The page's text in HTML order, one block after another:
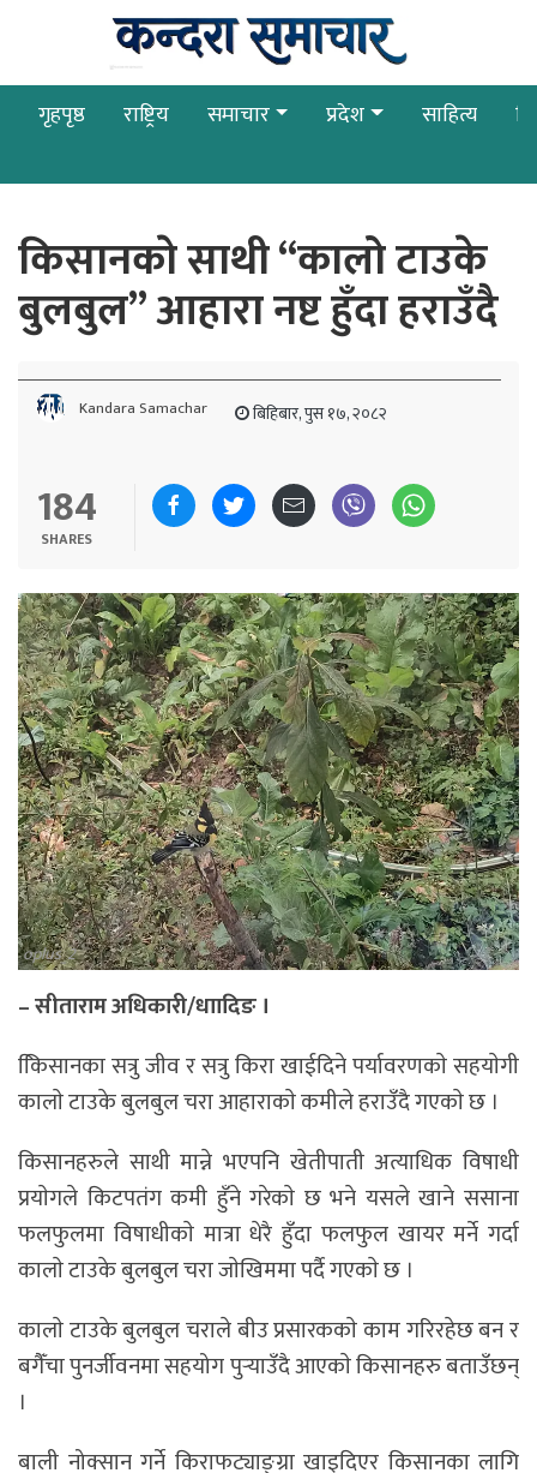
गृहपृष्ठ राष्ट्रिय समाचार प्रदेश साहित्य
किसानकाे साथी “कालो टाउके
बुलबुल” आहारा नष्ट हुँदा हराउँदै
Kandara Samachar बिहिबार, पुस १७, २०८२
184
SHARES
oplus_2
– सीताराम अधिकारी/धाादिङ ।
कििसानका सत्रु जीव र सत्रु किरा खाईदिने पर्यावरणकाे सहयाेगी
कालाे टाउके बुलबुल चरा आहाराकाे कमीले हराउँदै गएकाे छ ।
किसानहरुले साथी मान्ने भएपनि खेतीपाती अत्याधिक विषाधी
प्रयाेगले किटपतंग कमी हुँने गरेकाे छ भने यसले खाने ससाना
फलफुलमा विषाधीकाे मात्रा धेरै हुँदा फलफुल खायर मर्ने गर्दा
कालाे टाउके बुलबुल चरा जाेखिममा पर्दै गएकाे छ ।
कालाे टाउके बुलबुल चराले बीउ प्रसारककाे काम गरिरहेछ बन र
बगैँचा पुनर्जीवनमा सहयोग पुर्‍याउँदै आएकाे किसानहरु बताउँछन्
।
बाली नोक्सान गर्ने किराफट्याङ्ग्रा खाइदिएर किसानका लागि